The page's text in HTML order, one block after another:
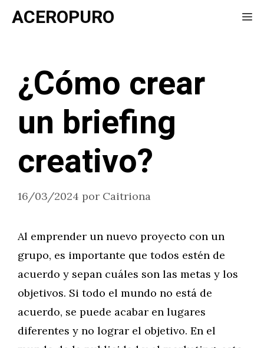
Saltar
ACEROPURO
¿Cómo crear
un briefing
creativo?
16/03/2024 por Caitriona
Al emprender un nuevo proyecto con un
grupo, es importante que todos estén de
acuerdo y sepan cuáles son las metas y los
objetivos. Si todo el mundo no está de
acuerdo, se puede acabar en lugares
diferentes y no lograr el objetivo. En el